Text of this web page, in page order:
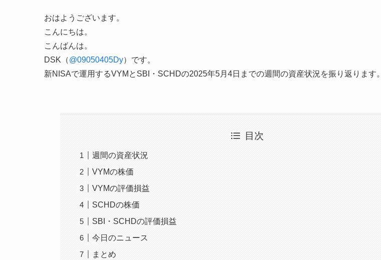
おはようございます。
こんにちは。
こんばんは。
DSK（@09050405Dy）です。
新NISAで運用するVYMとSBI・SCHDの2025年5月4日までの週間の資産状況を振り返ります。
目次
週間の資産状況
VYMの株価
VYMの評価損益
SCHDの株価
SBI・SCHDの評価損益
今日のニュース
まとめ